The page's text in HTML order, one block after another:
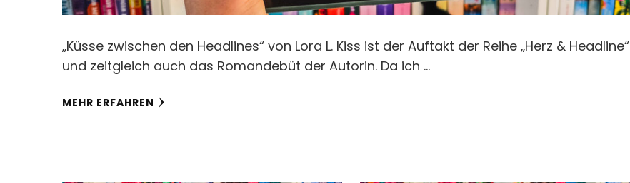
„Küsse zwischen den Headlines“ von Lora L. Kiss ist der Auftakt der Reihe „Herz & Headline“
und zeitgleich auch das Romandebüt der Autorin. Da ich …
MEHR ERFAHREN